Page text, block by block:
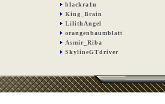
blackra1n
King_Brain
LilithAngel
orangenbaumblatt
Asmir_Riba
SkylineGTdriver